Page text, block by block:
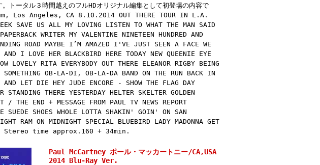
トータル３時間越えのフルHDオリジナル編集として初登場の内容で
Los Angeles, CA 8.10.2014 OUT THERE TOUR IN L.A.
SAVE US ALL MY LOVING LISTEN TO WHAT THE MAN SAID
WRITER MY VALENTINE NINETEEN HUNDRED AND
ROAD MAYBE I’M AMAZED I'VE JUST SEEN A FACE WE
AND I LOVE HER BLACKBIRD HERE TODAY NEW QUEENIE EYE
LOVELY RITA EVERYBODY OUT THERE ELEANOR RIGBY BEING
OB-LA-DI, OB-LA-DA BAND ON THE RUN BACK IN
LET DIE HEY JUDE ENCORE - SHOW THE FLAG DAY
THERE YESTERDAY HELTER SKELTER GOLDEN
/ THE END + MESSAGE FROM PAUL TV NEWS REPORT
SUEDE SHOES WHOLE LOTTA SHAKIN' GOIN' ON SAN
RAM ON MIDNIGHT SPECIAL BLUEBIRD LADY MADONNA GET
Stereo time approx.160 + 34min.
Paul McCartney ポール・マッカートニー/CA,USA
2014 Blu-Ray Ver.